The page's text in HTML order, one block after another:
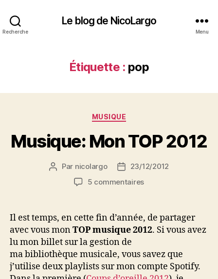
Recherche
Le blog de NicoLargo
Menu
Étiquette : pop
Catégories
MUSIQUE
Musique: Mon TOP 2012
Auteur
l’article
Par nicolargo
Date23/12/2012
5 commentairessur
TOP
2012
Il est temps, en cette fin d’année, de partager
avec vous monTOP musique 2012. Si vous avez
lu mon billet sur la gestion de
ma bibliothèque musicale, vous savez que
j’utilise deux playlists sur mon compte Spotify.